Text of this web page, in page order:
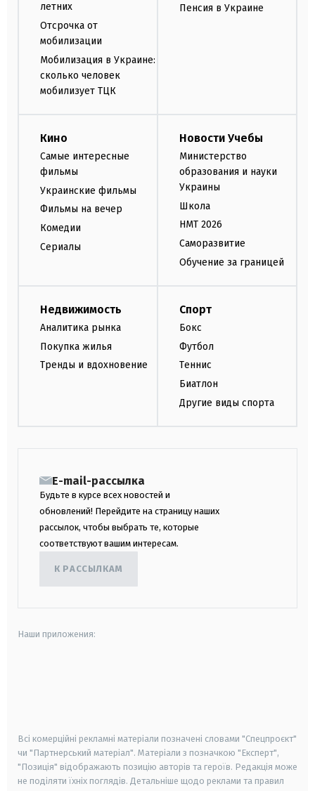
летних
Отсрочка от
мобилизации
Мобилизация в Украине:
сколько человек
мобилизует ТЦК
Пенсия в Украине
Кино
Самые интересные
фильмы
Украинские фильмы
Фильмы на вечер
Комедии
Сериалы
Новости Учебы
Министерство
образования и науки
Украины
Школа
НМТ 2026
Саморазвитие
Обучение за границей
Недвижимость
Аналитика рынка
Покупка жилья
Тренды и вдохновение
Спорт
Бокс
Футбол
Теннис
Биатлон
Другие виды спорта
E-mail-рассылка
Будьте в курсе всех новостей и
обновлений! Перейдите на страницу наших
рассылок, чтобы выбрать те, которые
соответствуют вашим интересам.
К РАССЫЛКАМ
Наши приложения:
Всі комерційні рекламні матеріали позначені словами "Спецпроєкт"
чи "Партнерський матеріал". Матеріали з позначкою "Експерт",
"Позиція" відображають позицію авторів та героїв. Редакція може
не поділяти їхніх поглядів. Детальніше щодо реклами та правил